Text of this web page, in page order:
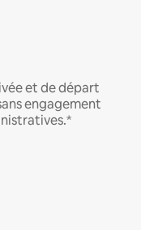
et de départ
engagement